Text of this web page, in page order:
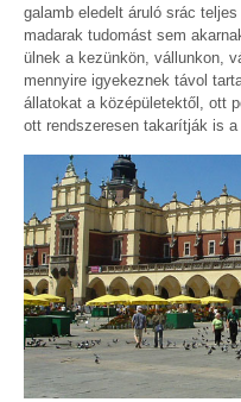
galamb eledelt áruló srác
madarak tudomást sem
ülnek a kezünkön, vállunkon,
mennyire igyekeznek távol
állatokat a középületektől, ott
ott rendszeresen takarítják is a